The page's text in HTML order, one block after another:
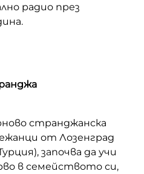
радио през
странджанска
от Лозенград
започва да учи
в семейството си,